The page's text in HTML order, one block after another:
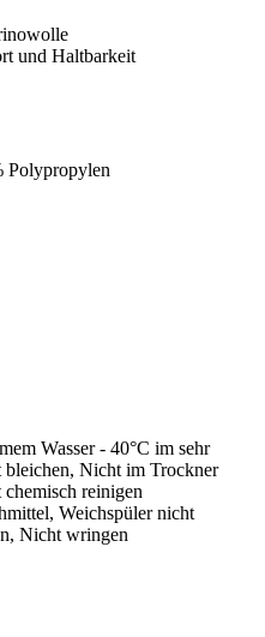
und Haltbarkeit
Polypropylen
Wasser - 40°C im sehr
bleichen, Nicht im Trockner
reinigen
Weichspüler nicht
Nicht wringen